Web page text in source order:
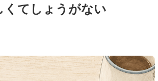
くてしょうがない